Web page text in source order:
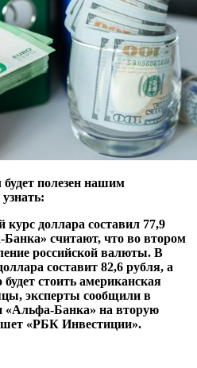
полезен нашим
курс доллара составил 77,9
считают, что во втором
российской валюты. В
составит 82,6 рубля, а
стоить американская
эксперты сообщили в
«Альфа-Банка» на вторую
«РБК Инвестиции».